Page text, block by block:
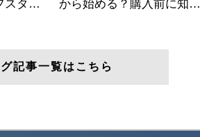
記事一覧はこちら